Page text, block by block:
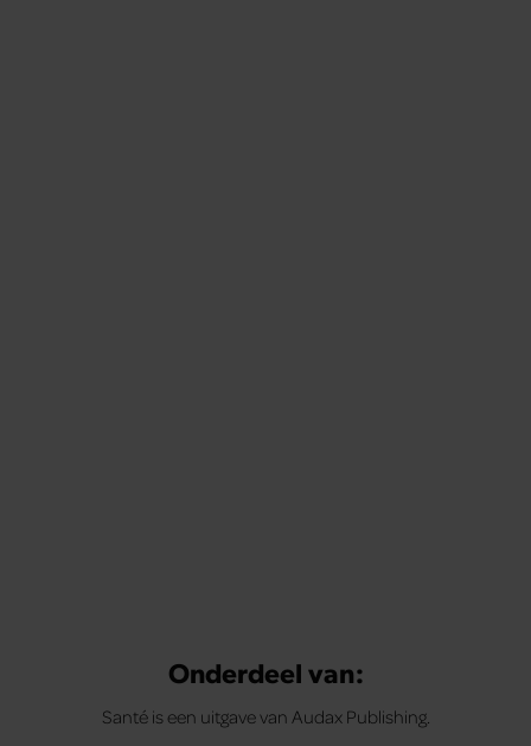
Onderdeel van:
Santé is een uitgave van Audax Publishing.